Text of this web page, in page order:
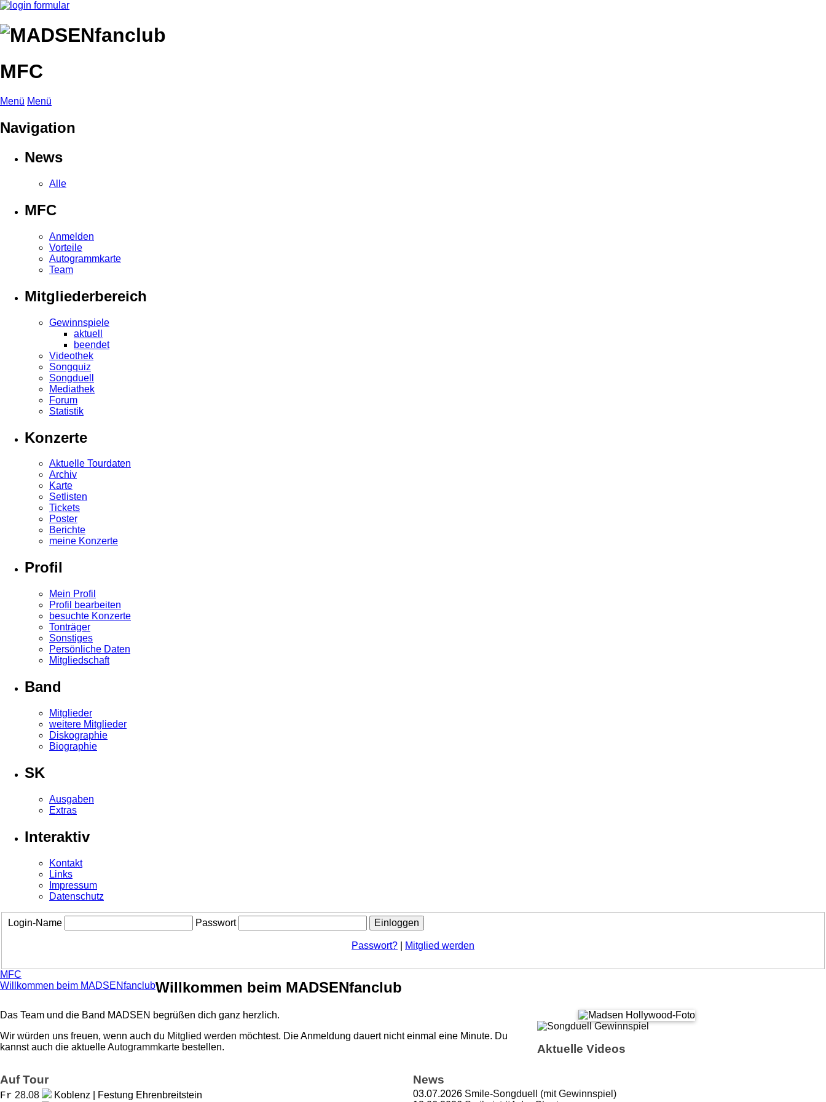
MFC
Menü Menü
Navigation
News
Alle
MFC
Anmelden
Vorteile
Autogrammkarte
Team
Mitgliederbereich
Gewinnspiele
aktuell
beendet
Videothek
Songquiz
Songduell
Mediathek
Forum
Statistik
Konzerte
Aktuelle Tourdaten
Archiv
Karte
Setlisten
Tickets
Poster
Berichte
meine Konzerte
Profil
Mein Profil
Profil bearbeiten
besuchte Konzerte
Tonträger
Sonstiges
Persönliche Daten
Mitgliedschaft
Band
Mitglieder
weitere Mitglieder
Diskographie
Biographie
SK
Ausgaben
Extras
Interaktiv
Kontakt
Links
Impressum
Datenschutz
Login-Name Passwort
Passwort? Mitglied werden
MFC
Willkommen beim MADSENfanclubWillkommen beim MADSENfanclub
Das Team und die Band MADSEN begrüßen dich ganz herzlich.
Wir würden uns freuen, wenn auch du Mitglied werden möchtest. Die Anmeldung dauert nicht einmal eine Minute. Du
kannst auch die aktuelleAutogrammkarte bestellen.
Auf Tour
Fr 28.08 Koblenz | Festung Ehrenbreitstein
News
03.07.2026 Smile-Songduell (mit Gewinnspiel)
Aktuelle Videos